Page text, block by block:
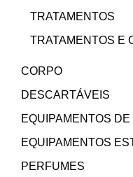
TRATAMENTOS
TRATAMENTOS E
CORPO
DESCARTÁVEIS
EQUIPAMENTOS
EQUIPAMENTOS
PERFUMES